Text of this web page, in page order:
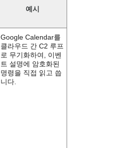
예시
Google Calendar를
클라우드 간 C2 루프
로 무기화하여, 이벤
트 설명에 암호화된
명령을 직접 읽고 씁
니다.